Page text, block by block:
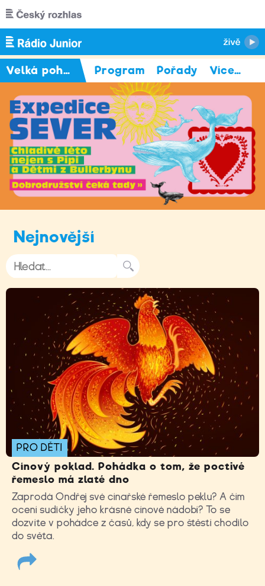
Přejít k hlavnímu obsahu
Velká pohádka Program Pořady Více…
Nejnovější
PRO DĚTI
Cínový poklad. Pohádka o tom, že poctivé
řemeslo má zlaté dno
Zaprodá Ondřej své cínařské řemeslo peklu? A čím
ocení sudičky jeho krásné cínové nádobí? To se
dozvíte v pohádce z časů, kdy se pro štěstí chodilo
do světa.